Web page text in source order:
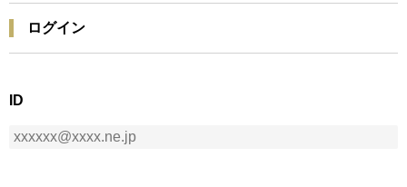
ログイン
ID